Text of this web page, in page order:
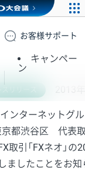
お客様サポート
キャンペー
ン
ンターネットグ
京都渋谷区 代表取
取引「FXネオ」
ましたことをお知